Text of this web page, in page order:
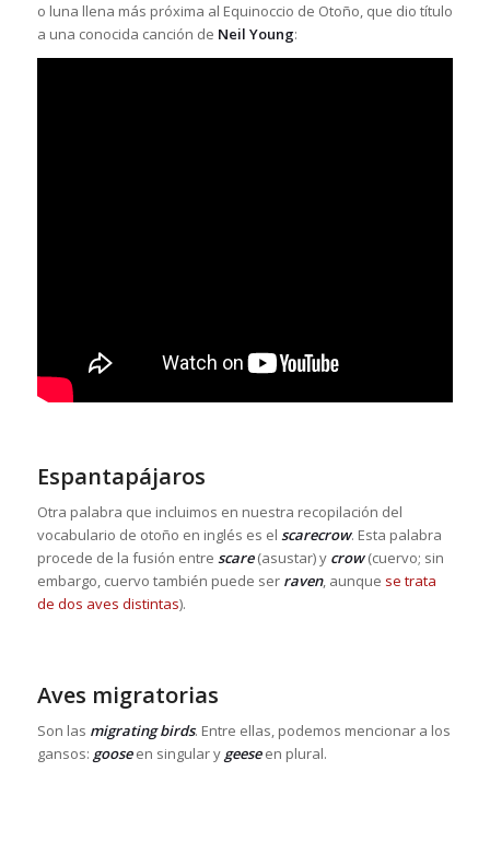
o luna llena más próxima al Equinoccio de Otoño, que dio título
a una conocida canción de Neil Young:
Espantapájaros
Otra palabra que incluimos en nuestra recopilación del
vocabulario de otoño en inglés es el scarecrow. Esta palabra
procede de la fusión entre scare (asustar) y crow(cuervo; sin
embargo, cuervo también puede ser raven, aunque se trata
de dos aves distintas).
Aves migratorias
Son las migrating birds. Entre ellas, podemos mencionar a los
gansos: goose en singular y geese en plural.